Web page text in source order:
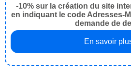
-10% sur la création du site
en indiquant le code Adresses-
demande de
En savoir